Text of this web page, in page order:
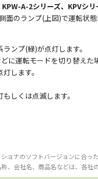
A-2シリーズ、KPVシリ
面のランプ(上図)で運転状態
ンプ(緑)が点灯します。
に運転モードを切り替えた
します。
しくは点滅します。
ョナのソフトバージョンに合っ
、会社名、商品名などは、各社